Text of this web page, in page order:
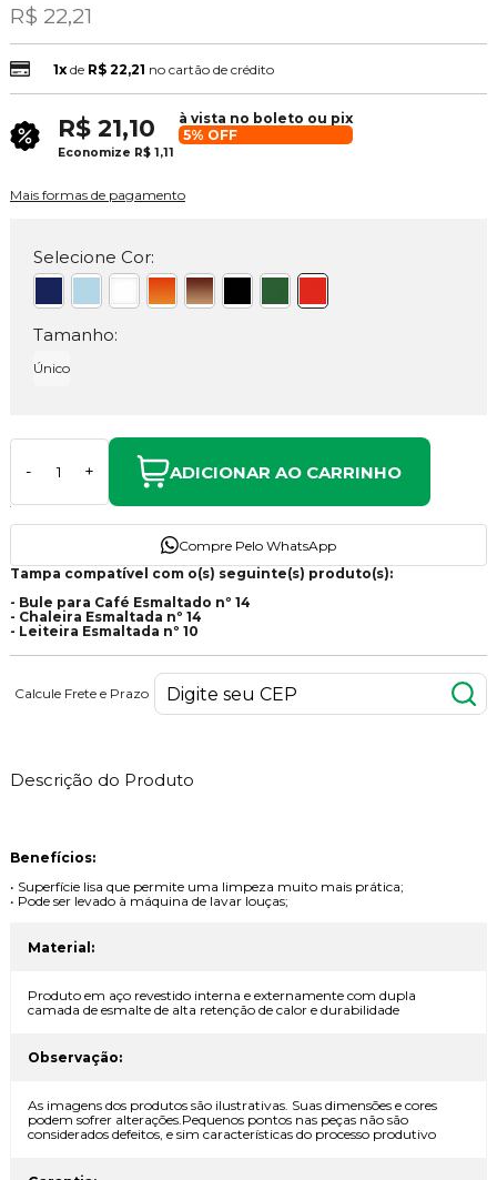
R$ 22,21
1xde R$ 22,21 no cartão de crédito
R$ 21,10
à vista no boleto ou pix
5% OFF
Economize R$ 1,11
Mais formas de pagamento
Selecione Cor:
Tamanho:
Único
- + ADICIONAR AO CARRINHO
Compre Pelo WhatsApp
Tampa compatível com o(s) seguinte(s) produto(s):
- Bule para Café Esmaltado nº 14
- Chaleira Esmaltada nº 14
- Leiteira Esmaltada nº 10
Calcule Frete e Prazo
Descrição do Produto
Benefícios:
• Superfície lisa que permite uma limpeza muito mais prática;
• Pode ser levado à máquina de lavar louças;
Material:
Produto em aço revestido interna e externamente com dupla
camada de esmalte de alta retenção de calor e durabilidade
Observação:
As imagens dos produtos são ilustrativas. Suas dimensões e cores
podem sofrer alterações.Pequenos pontos nas peças não são
considerados defeitos, e sim características do processo produtivo